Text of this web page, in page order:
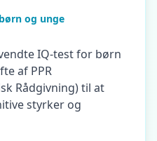
og unge
IQ-test for børn
af PPR
Rådgivning) til at
styrker og